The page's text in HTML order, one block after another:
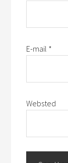
E-mail *
Websted